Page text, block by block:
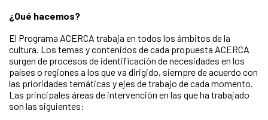
¿Qué hacemos?
El Programa ACERCA trabaja en todos los ámbitos de la
cultura. Los temas y contenidos de cada propuesta ACERCA
surgen de procesos de identificación de necesidades en los
países o regiones a los que va dirigido, siempre de acuerdo con
las prioridades temáticas y ejes de trabajo de cada momento.
Las principales áreas de intervención en las que ha trabajado
son las siguientes: